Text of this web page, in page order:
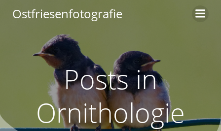
Inhalt
Ostfriesenfotografie
Posts in
Ornithologie